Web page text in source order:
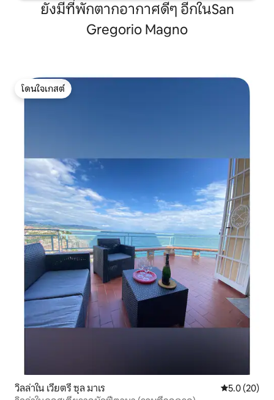
ยังมีที่พักตากอากาศดีๆ อีกในSan
Gregorio Magno
โดนใจเกสต์
โดนใจเกสต์
วิลล่าใน เวียตรี ซุล มาเร คะแนนเฉลี่ย
5.0 (20)